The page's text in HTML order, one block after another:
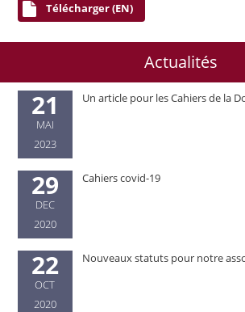
Télécharger (EN)
Actualités
21
MAI
2023
Un article pour les Cahiers de la
29
DEC
2020
Cahiers covid-19
22
OCT
2020
Nouveaux statuts pour notre